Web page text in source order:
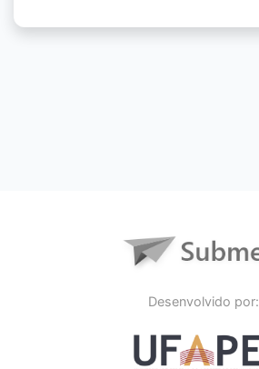
Desenvolvido por: